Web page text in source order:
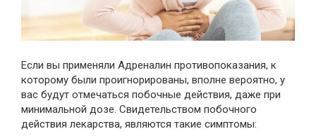
Если вы применяли Адреналин противопоказания, к
которому были проигнорированы, вполне вероятно, у
вас будут отмечаться побочные действия, даже при
минимальной дозе. Свидетельством побочного
действия лекарства, являются такие симптомы: